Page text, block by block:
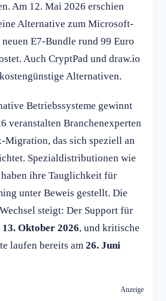
Am 12. Mai 2026 erschien
Alternative zum Microsoft-
E7-Bundle rund 99 Euro
Auch CryptPad und draw.io
Alternativen.
Betriebssysteme gewinnt
veranstalten Branchenexperten
das sich speziell an
Spezialdistributionen wie
ihre Tauglichkeit für
unter Beweis gestellt. Die
steigt: Der Support für
13. Oktober 2026, und kritische
laufen bereits am 26. Juni
Anzeige